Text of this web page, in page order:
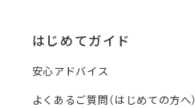
はじめてガイド
安心アドバイス
よくあるご質問（はじめての方へ）